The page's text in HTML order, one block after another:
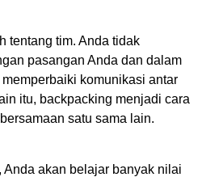
tentang tim. Anda tidak
pasangan Anda dan dalam
komunikasi antar
itu, backpacking menjadi cara
satu sama lain.
Anda akan belajar banyak nilai